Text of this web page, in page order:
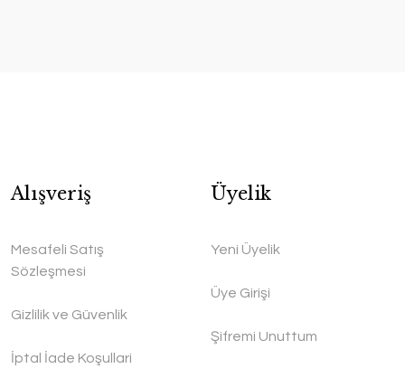
Alışveriş
Mesafeli Satış
Sözleşmesi
Gizlilik ve Güvenlik
İptal İade Koşullari
Üyelik
Yeni Üyelik
Üye Girişi
Şifremi Unuttum